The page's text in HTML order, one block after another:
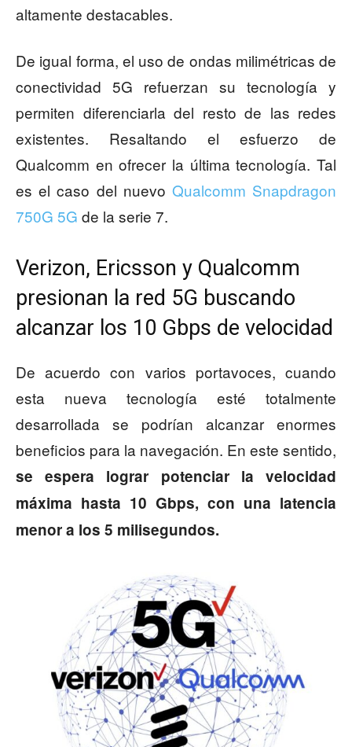
altamente destacables.
De igual forma, el uso de ondas milimétricas de
conectividad 5G refuerzan su tecnología y
permiten diferenciarla del resto de las redes
existentes. Resaltando el esfuerzo de
Qualcomm en ofrecer la última tecnología. Tal
es el caso del nuevo Qualcomm Snapdragon
750G 5G de la serie 7.
Verizon, Ericsson y Qualcomm
presionan la red 5G buscando
alcanzar los 10 Gbps de velocidad
De acuerdo con varios portavoces, cuando
esta nueva tecnología esté totalmente
desarrollada se podrían alcanzar enormes
beneficios para la navegación. En este sentido,
se espera lograr potenciar la velocidad
máxima hasta 10 Gbps, con una latencia
menor a los 5 milisegundos.